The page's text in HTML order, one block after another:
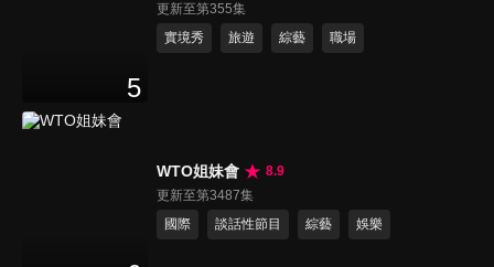
5
更新至第355集
實境秀
旅遊 綜藝 職場
WTO姐妹會
8.9
更新至第3487集
國際
談話性節目 綜藝 娛樂